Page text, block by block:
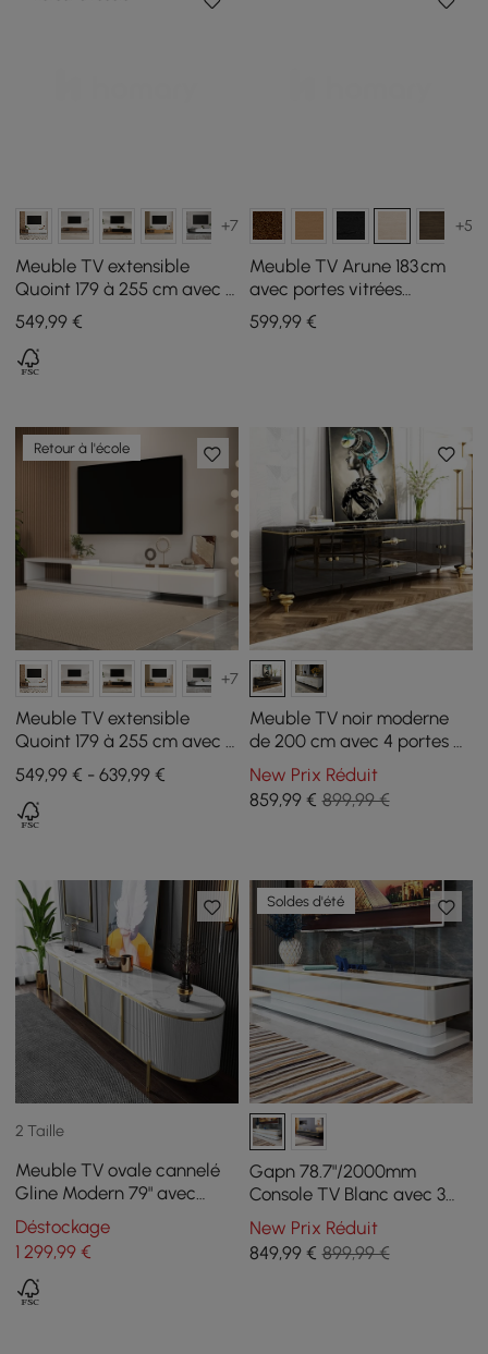
+7
Meuble TV extensible
Quoint 179 à 255 cm avec 3
tiroirs
549,99 €
+5
Meuble TV Arune 183 cm
avec portes vitrées
arquées, blanc chaulé,
avec LED
599,99€
Retour à l'école
+7
Meuble TV extensible
Quoint 179 à 255 cm avec 3
tiroirs et éclairage LED
549,99 € - 639,99 €
Meuble TV noir moderne
de 200 cm avec 4 portes et
2 tiroirs
New Prix Réduit
859,99€ 899,99 €
2 Taille
Meuble TV ovale cannelé
Gline Modern 79" avec
plateau en marbre et tiroirs
Déstockage
1 299,99 €
Soldes d'été
Gapn 78.7"/2000mm
Console TV Blanc avec 3
Tiroirs Plateau en Verre
Trempé
New Prix Réduit
849,99€ 899,99 €